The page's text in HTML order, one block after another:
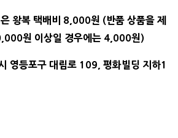
왕복 택배비 8,000원 (반품 상품을 제
원 이상일 경우에는 4,000원)
영등포구 대림로 109, 평화빌딩 지하1